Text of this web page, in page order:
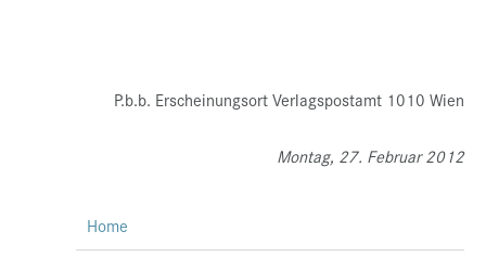
P.b.b. Erscheinungsort Verlagspostamt 1010 Wien
Montag, 27. Februar 2012
Home